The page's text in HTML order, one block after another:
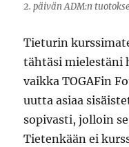
2. päivän ADM:n
Tieturin
tähtäsi mielestäni
vaikka TOGAFin
uutta asiaa
sopivasti, jolloin
Tietenkään ei